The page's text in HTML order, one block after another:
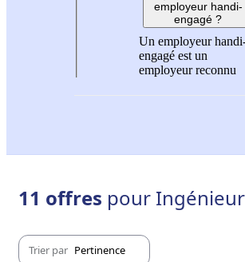
employeur handi-
engagé ?
Un employeur
engagé est un
employeur reconnu
11 offres pour
Trier par Pertinence